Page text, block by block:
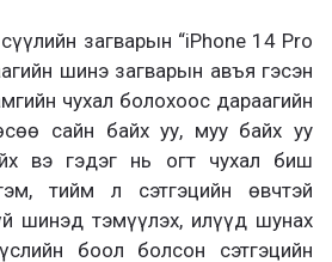
загварын “iPhone 14 Pro
шинэ загварын авъя гэсэн
чухал болохоос дараагийн
сайн байх уу, муу байх уу
вэ гэдэг нь огт чухал биш
тийм л сэтгэцийн өвчтэй
шинэд тэмүүлэх, илүүд шунах
боол болсон сэтгэцийн